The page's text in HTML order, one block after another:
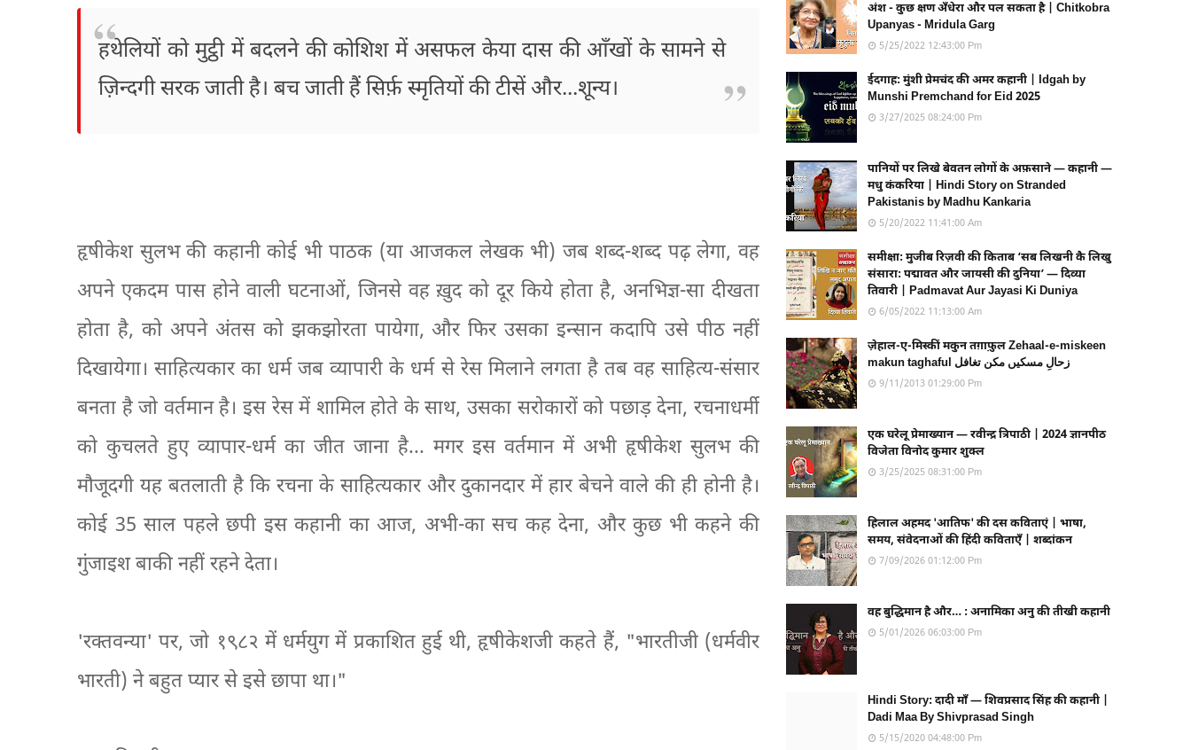
हथेलियों को मुट्ठी में बदलने की कोशिश में असफल केया दास की आँखों के सामने से
ज़िन्दगी सरक जाती है। बच जाती हैं सिर्फ़ स्मृतियों की टीसें और...शून्य।
हृषीकेश सुलभ की कहानी कोई भी पाठक (या आजकल लेखक भी) जब शब्द-शब्द पढ़ लेगा, वह
अपने एकदम पास होने वाली घटनाओं, जिनसे वह ख़ुद को दूर किये होता है, अनभिज्ञ-सा दीखता
होता है, को अपने अंतस को झकझोरता पायेगा, और फिर उसका इन्सान कदापि उसे पीठ नहीं
दिखायेगा। साहित्यकार का धर्म जब व्यापारी के धर्म से रेस मिलाने लगता है तब वह साहित्य-संसार
बनता है जो वर्तमान है। इस रेस में शामिल होते के साथ, उसका सरोकारों को पछाड़ देना, रचनाधर्मी
को कुचलते हुए व्यापार-धर्म का जीत जाना है... मगर इस वर्तमान में अभी हृषीकेश सुलभ की
मौजूदगी यह बतलाती है कि रचना के साहित्यकार और दुकानदार में हार बेचने वाले की ही होनी है।
कोई 35 साल पहले छपी इस कहानी का आज, अभी-का सच कह देना, और कुछ भी कहने की
गुंजाइश बाकी नहीं रहने देता।
'रक्तवन्या' पर, जो १९८२ में धर्मयुग में प्रकाशित हुई थी, हृषीकेशजी कहते हैं, "भारतीजी (धर्मवीर
भारती) ने बहुत प्यार से इसे छापा था।"
अंश - कुछ क्षण अँधेरा और पल सकता है | Chitkobra
Upanyas - Mridula Garg
5/25/2022 12:43:00 Pm
ईदगाह: मुंशी प्रेमचंद की अमर कहानी | Idgah by
Munshi Premchand for Eid 2025
3/27/2025 08:24:00 Pm
पानियों पर लिखे बेवतन लोगों के अफ़साने — कहानी —
मधु कंकरिया | Hindi Story on Stranded
Pakistanis by Madhu Kankaria
5/20/2022 11:41:00 Am
समीक्षा: मुजीब रिज़वी की किताब ‘सब लिखनी कै लिखु
संसारा: पद्मावत और जायसी की दुनिया’ — दिव्या
तिवारी | Padmavat Aur Jayasi Ki Duniya
6/05/2022 11:13:00 Am
ज़ेहाल-ए-मिस्कीं मकुन तग़ाफ़ुल Zehaal-e-miskeen
makun taghaful زحالِ مسکیں مکن تغافل
9/11/2013 01:29:00 Pm
एक घरेलू प्रेमाख्यान — रवीन्द्र त्रिपाठी | 2024 ज्ञानपीठ
विजेता विनोद कुमार शुक्ल
3/25/2025 08:31:00 Pm
हिलाल अहमद 'आतिफ' की दस कविताएं | भाषा,
समय, संवेदनाओं की हिंदी कविताएँ | शब्दांकन
7/09/2026 01:12:00 Pm
वह बुद्धिमान है और… : अनामिका अनु की तीखी कहानी
5/01/2026 06:03:00 Pm
Hindi Story: दादी माँ — शिवप्रसाद सिंह की कहानी |
Dadi Maa By Shivprasad Singh
5/15/2020 04:48:00 Pm